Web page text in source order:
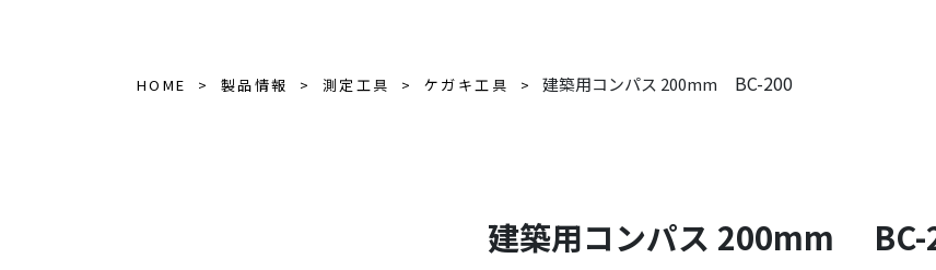
HOME 製品情報 測定工具 ケガキ工具 建築用コンパス 200mm BC-200
建築用コンパス 200mm BC-